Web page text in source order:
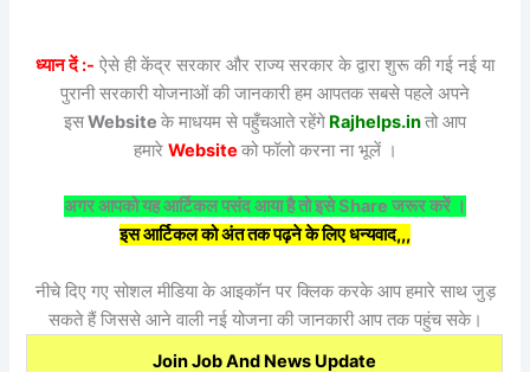
ध्यान दें :- ऐसे ही केंद्र सरकार और राज्य सरकार के द्वारा शुरू की गई नई या
पुरानी सरकारी योजनाओं की जानकारी हम आपतक सबसे पहले अपने
इसWebsite के माधयम से पहुँचआते रहेंगे Rajhelps.inतो आप
हमारे Website को फॉलो करना ना भूलें ।
अगर आपको यह आर्टिकल पसंद आया है तो इसे Share जरूर करें ।
इस आर्टिकल को अंत तक पढ़ने के लिए धन्यवाद,,,
नीचे दिए गए सोशल मीडिया के आइकॉन पर क्लिक करके आप हमारे साथ जुड़
सकते हैं जिससे आने वाली नई योजना की जानकारी आप तक पहुंच सके।
Join Job And News Update